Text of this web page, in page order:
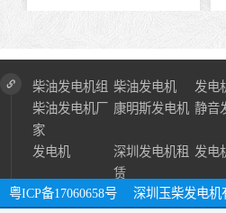
柴油发电机组 柴油发电机 发电
柴油发电机厂
家
康明斯发电机 静音
发电机
深圳发电机租
赁
发电
粤ICP备17060658号
深圳玉柴发电机